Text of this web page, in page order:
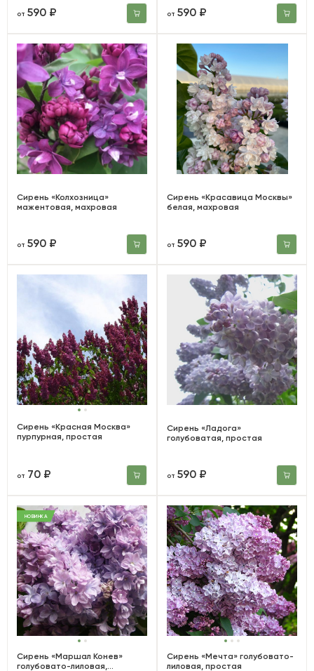
от590 ₽ от590 ₽
Сирень «Колхозница»
мажентовая, махровая
от590 ₽
Сирень «Красавица Москвы»
белая, махровая
от590 ₽
Сирень «Красная Москва»
пурпурная, простая
от 70 ₽
Сирень «Ладога»
голубоватая, простая
от590 ₽
НОВИНКА
Сирень «Маршал Конев»
голубовато-лиловая,
Сирень «Мечта» голубовато-
лиловая, простая